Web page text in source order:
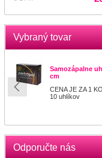
Vybraný tovar
Samozápalne
cm
CENA JE ZA 1
10 uhlíkov
Odporučte nás